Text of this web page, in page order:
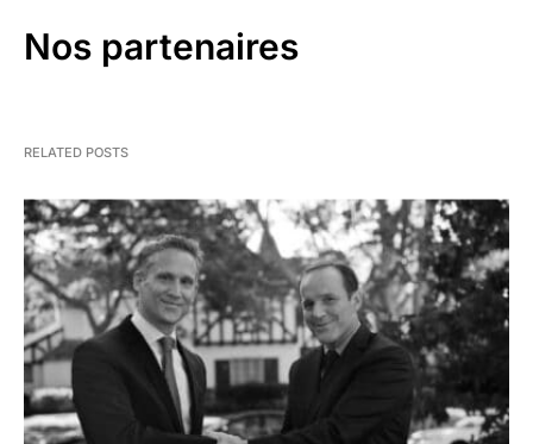
Nos partenaires
RELATED POSTS